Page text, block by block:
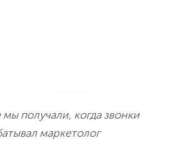
получали, когда звонки
маркетолог